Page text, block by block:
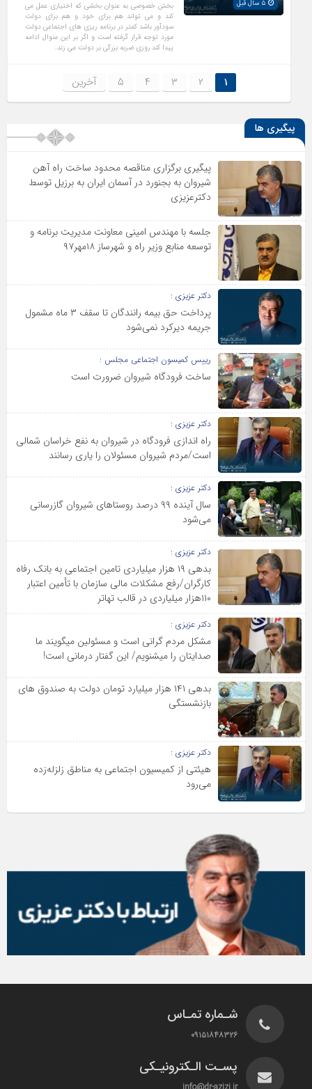
بخش خصوصی به عنوان بخشی که اختیاری عمل می
کند و می تواند هم برای خود و هم برای دولت
سودآور باشد کمتر در برنامه ریزی های اجتماعی دولت
مورد توجه قرار گرفته است و اگر بر این منوال ادامه
پیدا کند روزی ضربه بزرگی بر دولت می زند.
۱ ۲ ۳ ۴ ۵ آخرین
پیگیری ها
پیگیری برگزاری مناقصه محدود ساخت راه آهن
شیروان به بجنورد در آسمان ایران به برزیل توسط
دکترعزیزی
جلسه با مهندس امینی معاونت مدیریت برنامه و
توسعه منابع وزیر راه و شهرساز ۱۸مهر۹۷
دکتر عزیزی :
پرداخت حق بیمه رانندگان تا سقف ۳ ماه مشمول
جریمه دیرکرد نمی‌شود
رییس کمیسون اجتماعی مجلس :
ساخت فرودگاه شیروان ضرورت است
دکتر عزیزی :
راه اندازی فرودگاه در شیروان به نفع خراسان شمالی
است/مردم شیروان مسئولان را یاری رسانند
دکتر عزیزی :
سال آینده ۹۹ درصد روستاهای شیروان گاز‌رسانی
می‌شود
دکتر عزیزی :
بدهی ۱۹ هزار میلیاردی تامین اجتماعی به بانک رفاه
کارگران/رفع مشکلات مالی سازمان با تأمین اعتبار
۱۱۰هزار میلیاردی در قالب تهاتر
دکتر عزیزی :
مشکل مردم گرانی است و مسئولین می‎گویند ما
صدایتان را می‎شنویم/ این گفتار درمانی است!
بدهی ۱۴۱ هزار میلیارد تومان دولت به صندوق های
بازنشستگی
دکتر عزیزی :
هیئتی از کمیسیون اجتماعی به مناطق زلزله‌زده
می‌رود
شـماره تمـاس
۰۹۱۵۱۸۴۸۳۲۶
پسـت الـکترونیـکی